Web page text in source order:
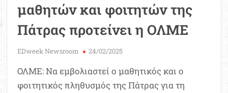
μαθητών και φοιτητών της
Πάτρας προτείνει η ΟΛΜΕ
EDweek Newsroom 24/02/2025
ΟΛΜΕ: Να εμβολιαστεί ο μαθητικός και ο
φοιτητικός πληθυσμός της Πάτρας για τη